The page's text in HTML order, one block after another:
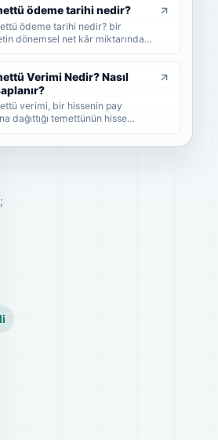
dağıtıldığını, brüt-net temettü
temettü tarihlerini ve
dikkat etmesi
sade şekilde bulabilirsiniz.
ödeme tarihi nedir?
ödeme tarihi nedir? bir
dönemsel net kâr miktarından
Verimi Nedir? Nasıl
verimi, bir hissenin pay
dağıttığı temettünün hisse
Bu rehberde temettü
nasıl hesaplandığını, yüksek
veriminin ne anlama geldiğini
gerektiğini sade
bulabilirsiniz.